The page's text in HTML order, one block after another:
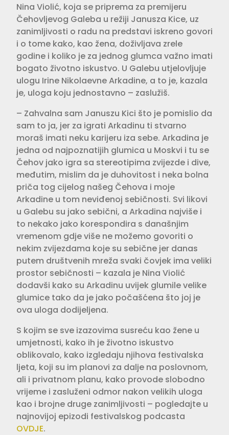
Nina Violić, koja se priprema za premijeru
Čehovljevog Galeba u režiji Janusza Kice, uz
zanimljivosti o radu na predstavi iskreno govori
i o tome kako, kao žena, doživljava zrele
godine i koliko je za jednog glumca važno imati
bogato životno iskustvo. U Galebu utjelovljuje
ulogu Irine Nikolaevne Arkadine, a to je, kazala
je, uloga koju jednostavno – zaslužiš.
– Zahvalna sam Januszu Kici što je pomislio da
sam to ja, jer za igrati Arkadinu ti stvarno
moraš imati neku karijeru iza sebe. Arkadina je
jedna od najpoznatijih glumica u Moskvi i tu se
Čehov jako igra sa stereotipima zvijezde i dive,
međutim, mislim da je duhovitost i neka bolna
priča tog cijelog našeg Čehova i moje
Arkadine u tom neviđenoj sebičnosti. Svi likovi
u Galebu su jako sebični, a Arkadina najviše i
to nekako jako korespondira s današnjim
vremenom gdje više ne možemo govoriti o
nekim zvijezdama koje su sebične jer danas
putem društvenih mreža svaki čovjek ima veliki
prostor sebičnosti – kazala je Nina Violić
dodavši kako su Arkadinu uvijek glumile velike
glumice tako da je jako počašćena što joj je
ova uloga dodijeljena.
S kojim se sve izazovima susreću kao žene u
umjetnosti, kako ih je životno iskustvo
oblikovalo, kako izgledaju njihova festivalska
ljeta, koji su im planovi za dalje na poslovnom,
ali i privatnom planu, kako provode slobodno
vrijeme i zasluženi odmor nakon velikih uloga
kao i brojne druge zanimljivosti – pogledajte u
najnovijoj epizodi festivalskog podcasta
OVDJE.